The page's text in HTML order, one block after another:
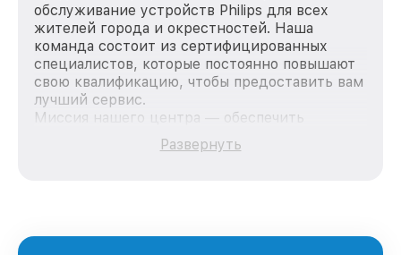
обслуживание устройств Philips для всех
жителей города и окрестностей. Наша
команда состоит из сертифицированных
специалистов, которые постоянно повышают
свою квалификацию, чтобы предоставить вам
лучший сервис.
Миссия нашего центра — обеспечить
качественный и доступный ремонт для
каждого пользователя продукции Philips, вне
Развернуть